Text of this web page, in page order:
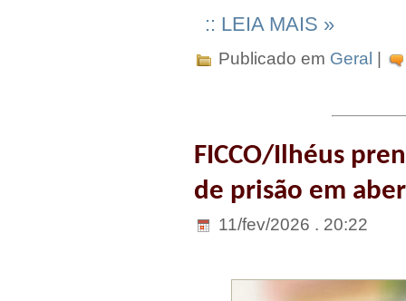
:: LEIA MAIS »
Publicado em Geral
FICCO/Ilhéus
de prisão em
11/fev/2026 . 20:22